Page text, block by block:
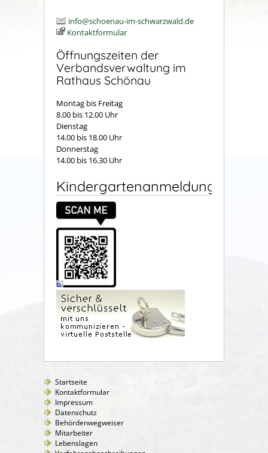
info@schoenau-im-schwarzwald.de
Kontaktformular
Öffnungszeiten der
Verbandsverwaltung im
Rathaus Schönau
Montag bis Freitag
8.00 bis 12.00 Uhr
Dienstag
14.00 bis 18.00 Uhr
Donnerstag
14.00 bis 16.30 Uhr
Kindergartenanmeldung
Startseite
Kontaktformular
Impressum
Datenschutz
Behördenwegweiser
Mitarbeiter
Lebenslagen